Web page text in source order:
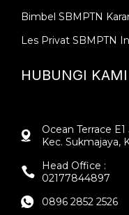
Bimbel SBMPTN
Les Privat SBMPTN
HUBUNGI KAMI
Ocean Terrace
Kec. Sukmajaya,
Head Office :
02177844897
0896 2852 2526